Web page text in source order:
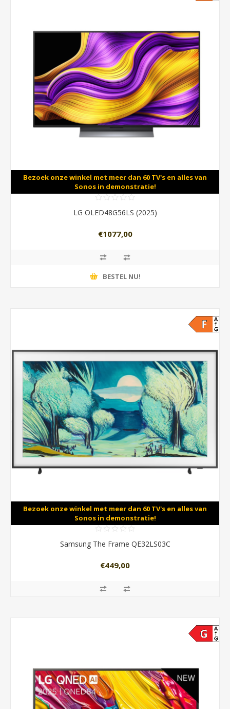
Bezoek onze winkel met meer dan 60 TV's en alles van
Sonos in demonstratie!
LG OLED48G56LS (2025)
€1077,00
BESTEL NU!
Bezoek onze winkel met meer dan 60 TV's en alles van
Sonos in demonstratie!
Samsung The Frame QE32LS03C
€449,00